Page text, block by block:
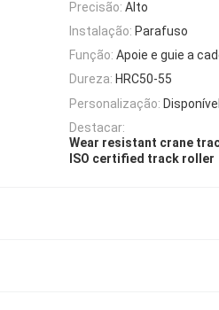
Precisão: Alto
Instalação: Parafuso
Função: Apoie e guie a
Dureza: HRC50-55
Personalização: Disponível
Destacar:
Wear resistant crane
ISO certified track roller